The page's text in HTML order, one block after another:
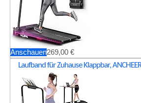
Anschauen269,00 €
Laufband für Zuhause Klappbar,